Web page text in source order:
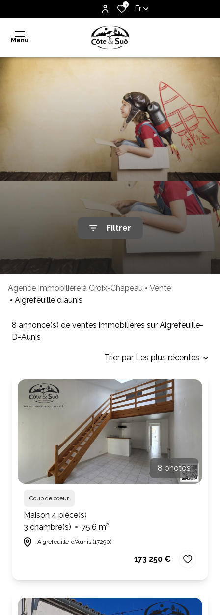
0 Fr
Menu
Estimation
clients
Cartes
de
visites
Filtrer
Agence Immobilière à Croix-Chapeau
Vente
Aigrefeuille d aunis
8 annonce(s) de ventes immobilières sur Aigrefeuille-
D-Aunis
Trier par Les plus récentes
8 photos
Coup de coeur
Maison 4 pièce(s)
3 chambre(s)
75.6 m²
Aigrefeuille-d'Aunis (17290)
173 250 €